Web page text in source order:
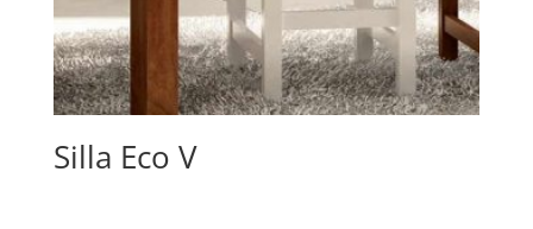
Silla Eco V